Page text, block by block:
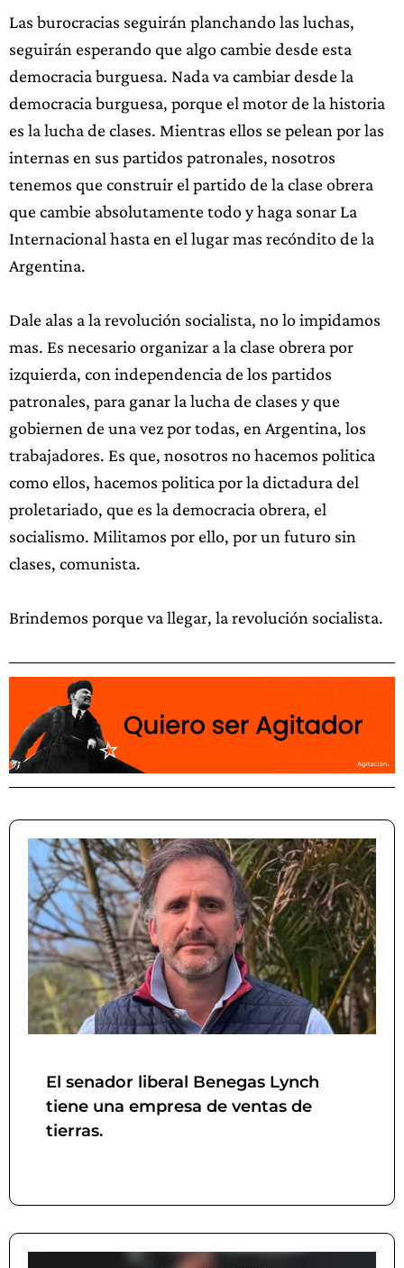
Las burocracias seguirán planchando las luchas,
seguirán esperando que algo cambie desde esta
democracia burguesa. Nada va cambiar desde la
democracia burguesa, porque el motor de la historia
es la lucha de clases. Mientras ellos se pelean por las
internas en sus partidos patronales, nosotros
tenemos que construir el partido de la clase obrera
que cambie absolutamente todo y haga sonar La
Internacional hasta en el lugar mas recóndito de la
Argentina.
Dale alas a la revolución socialista, no lo impidamos
mas. Es necesario organizar a la clase obrera por
izquierda, con independencia de los partidos
patronales, para ganar la lucha de clases y que
gobiernen de una vez por todas, en Argentina, los
trabajadores. Es que, nosotros no hacemos politica
como ellos, hacemos politica por la dictadura del
proletariado, que es la democracia obrera, el
socialismo. Militamos por ello, por un futuro sin
clases, comunista.
Brindemos porque va llegar, la revolución socialista.
El senador liberal Benegas Lynch
tiene una empresa de ventas de
tierras.